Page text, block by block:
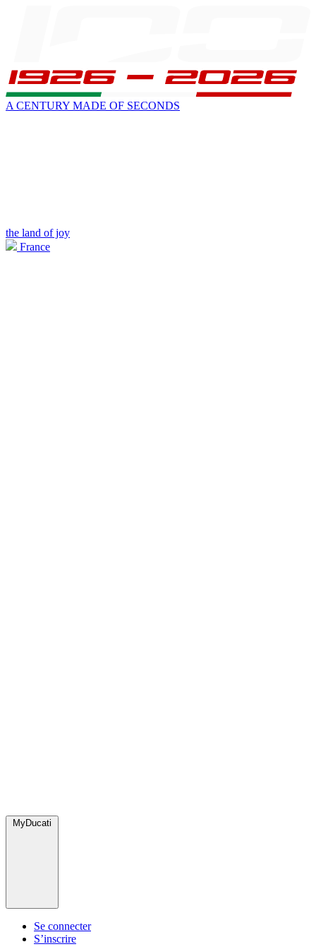
A CENTURY MADE OF SECONDS
the land of joy
France
MyDucati
Se connecter
S’inscrire